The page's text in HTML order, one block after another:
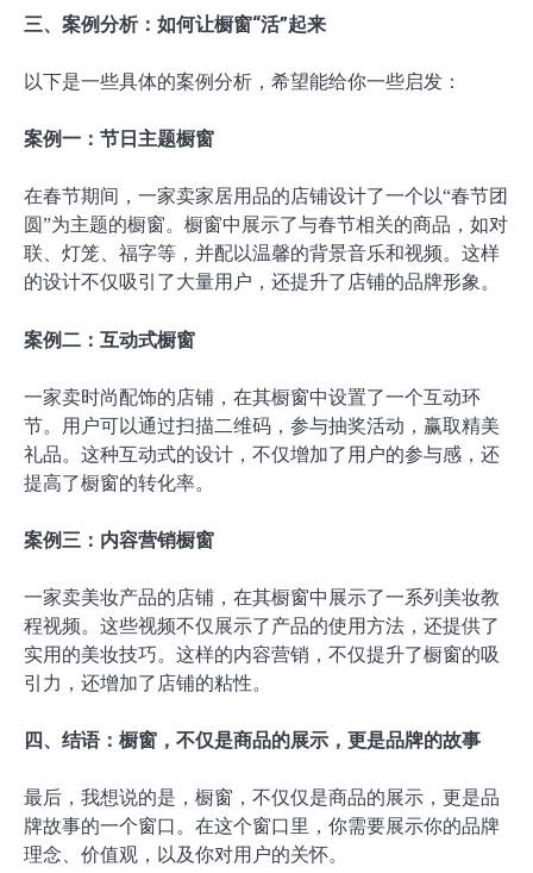
三、案例分析：如何让橱窗“活”起来
以下是一些具体的案例分析，希望能给你一些启发：
案例一：节日主题橱窗
在春节期间，一家卖家居用品的店铺设计了一个以“春节团
圆”为主题的橱窗。橱窗中展示了与春节相关的商品，如对
联、灯笼、福字等，并配以温馨的背景音乐和视频。这样
的设计不仅吸引了大量用户，还提升了店铺的品牌形象。
案例二：互动式橱窗
一家卖时尚配饰的店铺，在其橱窗中设置了一个互动环
节。用户可以通过扫描二维码，参与抽奖活动，赢取精美
礼品。这种互动式的设计，不仅增加了用户的参与感，还
提高了橱窗的转化率。
案例三：内容营销橱窗
一家卖美妆产品的店铺，在其橱窗中展示了一系列美妆教
程视频。这些视频不仅展示了产品的使用方法，还提供了
实用的美妆技巧。这样的内容营销，不仅提升了橱窗的吸
引力，还增加了店铺的粘性。
四、结语：橱窗，不仅是商品的展示，更是品牌的故事
最后，我想说的是，橱窗，不仅仅是商品的展示，更是品
牌故事的一个窗口。在这个窗口里，你需要展示你的品牌
理念、价值观，以及你对用户的关怀。